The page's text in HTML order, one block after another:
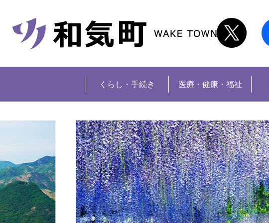
くらし・手続き 医療・健康・福祉
2
枚
目
の
ス
ラ
イ